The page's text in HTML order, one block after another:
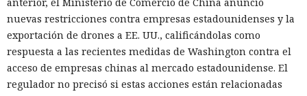
nuevas restricciones contra empresas estadounidenses y la
exportación de drones a EE. UU., calificándolas como
respuesta a las recientes medidas de Washington contra el
acceso de empresas chinas al mercado estadounidense. El
regulador no precisó si estas acciones están relacionadas